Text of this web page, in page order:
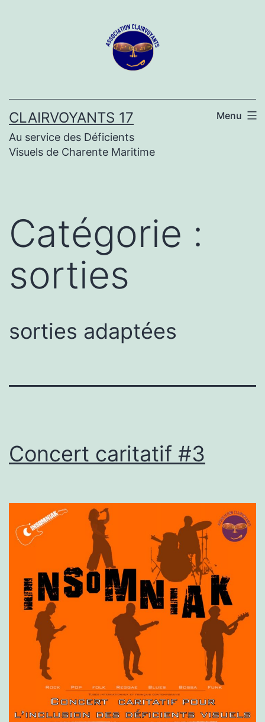
CLAIRVOYANTS 17
Au service des Déficients
Visuels de Charente Maritime
Menu
Catégorie :
sorties
sorties adaptées
Concert caritatif #3